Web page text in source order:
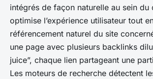
intégrés de façon naturelle au sein du
optimise l’expérience utilisateur tout
référencement naturel du site
une page avec plusieurs backlinks
juice”, chaque lien partageant une
Les moteurs de recherche détectent